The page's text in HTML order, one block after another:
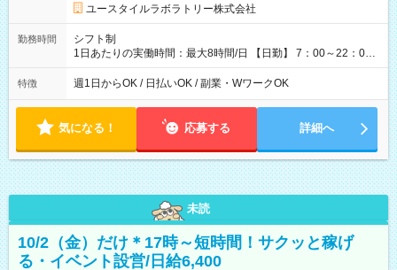
形態：本採用時と同じです。 給与：時給 1,140円以上
ユースタイルラボラトリー株式会社
勤務時間
シフト制
1日あたりの実働時間：最大8時間/日 【日勤】 7：00～22：00
の間で8時間勤務（休憩時間は法定通り） ※週1日～OK ／ 夜勤
なし ＊＊ 勤務時間例 ＊＊ ■8時から17時 ■9時から18時 ■10
定（毎週同じ曜日勤務）
特徴 週1日からOK / 日払いOK / 副業・WワークOK
気になる！ 応募する 詳細へ
未読
10/2（金）だけ＊17時～短時間！サクッと稼げ
る・イベント設営/日給6,400